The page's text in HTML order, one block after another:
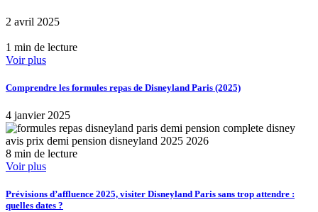
2 avril 2025
1 min de lecture
Voir plus
Comprendre les formules repas de Disneyland Paris (2025)
4 janvier 2025
8 min de lecture
Voir plus
Prévisions d’affluence 2025, visiter Disneyland Paris sans trop attendre :
quelles dates ?